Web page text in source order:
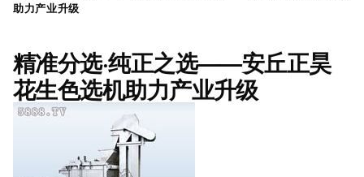
助力产业升级
精准分选·纯正之选——安丘正昊
花生色选机助力产业升级